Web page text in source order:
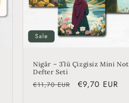
Sale
Nigâr – 3’lü Çizgisiz Mini Not
Defter Seti
Regular
€11,70 EUR
Sale
€9,70 EUR